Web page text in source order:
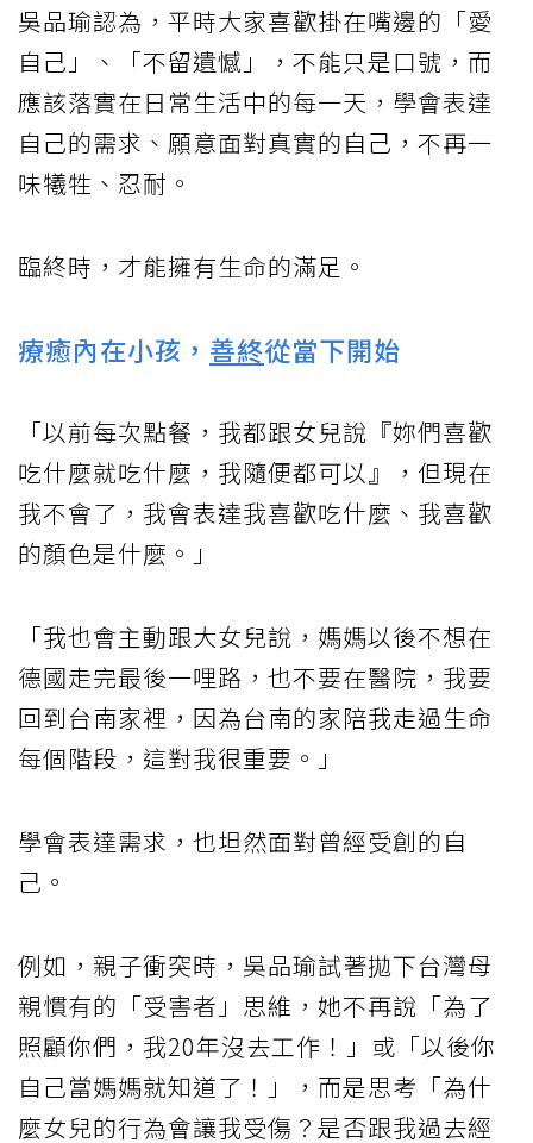
吳品瑜認為，平時大家喜歡掛在嘴邊的「愛
自己」、「不留遺憾」，不能只是口號，而
應該落實在日常生活中的每一天，學會表達
自己的需求、願意面對真實的自己，不再一
味犧牲、忍耐。
臨終時，才能擁有生命的滿足。
療癒內在小孩， 善終從當下開始
「以前每次點餐，我都跟女兒說『妳們喜歡
吃什麼就吃什麼，我隨便都可以』，但現在
我不會了，我會表達我喜歡吃什麼、我喜歡
的顏色是什麼。」
「我也會主動跟大女兒說，媽媽以後不想在
德國走完最後一哩路，也不要在醫院，我要
回到台南家裡，因為台南的家陪我走過生命
每個階段，這對我很重要。」
學會表達需求，也坦然面對曾經受創的自
己。
例如，親子衝突時，吳品瑜試著拋下台灣母
親慣有的「受害者」思維，她不再說「為了
照顧你們，我20年沒去工作！」或「以後你
自己當媽媽就知道了！」，而是思考「為什
麼女兒的行為會讓我受傷？是否跟我過去經